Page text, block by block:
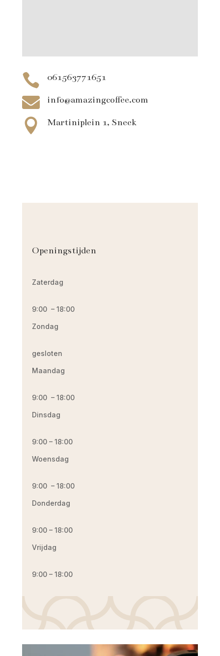
 061563771651
 info@amazingcoffee.com
 Martiniplein 1, Sneek
Openingstijden
Zaterdag
9:00 – 18:00
Zondag
gesloten
Maandag
9:00 – 18:00
Dinsdag
9:00 – 18:00
Woensdag
9:00 – 18:00
Donderdag
9:00 – 18:00
Vrijdag
9:00 – 18:00